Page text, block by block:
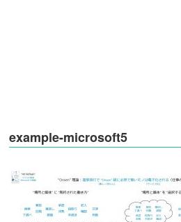
example-microsoft5